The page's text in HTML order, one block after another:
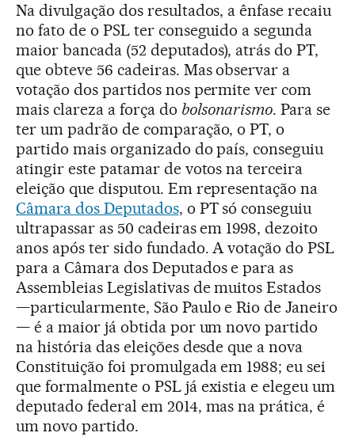
Na divulgação dos resultados, a ênfase recaiu
no fato de o PSL ter conseguido a segunda
maior bancada (52 deputados), atrás do PT,
que obteve 56 cadeiras. Mas observar a
votação dos partidos nos permite ver com
mais clareza a força do bolsonarismo. Para se
ter um padrão de comparação, o PT, o
partido mais organizado do país, conseguiu
atingir este patamar de votos na terceira
eleição que disputou. Em representação na
Câmara dos Deputados, o PT só conseguiu
ultrapassar as 50 cadeiras em 1998, dezoito
anos após ter sido fundado. A votação do PSL
para a Câmara dos Deputados e para as
Assembleias Legislativas de muitos Estados
—particularmente, São Paulo e Rio de Janeiro
— é a maior já obtida por um novo partido
na história das eleições desde que a nova
Constituição foi promulgada em 1988; eu sei
que formalmente o PSL já existia e elegeu um
deputado federal em 2014, mas na prática, é
um novo partido.